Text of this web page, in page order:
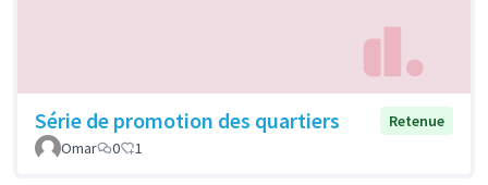
Série de promotion des quartiers
Retenue
Omar
0 1